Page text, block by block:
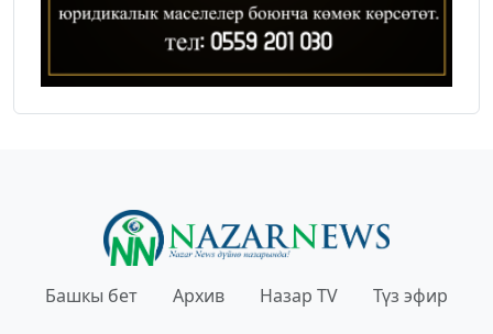
Башкы бет Архив Назар TV Түз эфир